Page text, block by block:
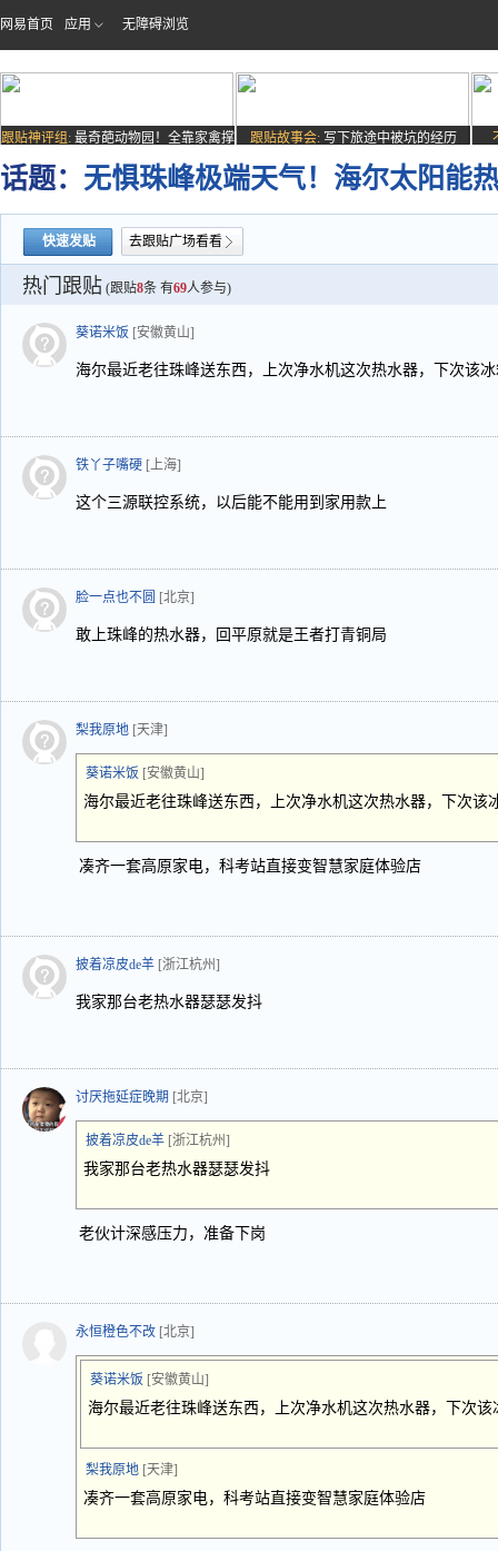
网易首页 应用 无障碍浏览
跟贴神评组: 最奇葩动物园！全靠家禽撑
场子
跟贴故事会: 写下旅途中被坑的经历
话题： 无惧珠峰极端天气！海尔太阳能
快速发贴 去跟贴广场看看
热门跟贴 (跟贴8条 有69人参与)
葵诺米饭 [安徽黄山]
海尔最近老往珠峰送东西，上次净水机这次热水器，下次该
铁丫子嘴硬 [上海]
这个三源联控系统，以后能不能用到家用款上
脸一点也不圆 [北京]
敢上珠峰的热水器，回平原就是王者打青铜局
梨我原地 [天津]
葵诺米饭 [安徽黄山]
海尔最近老往珠峰送东西，上次净水机这次热水器，下次该
凑齐一套高原家电，科考站直接变智慧家庭体验店
披着凉皮de羊 [浙江杭州]
我家那台老热水器瑟瑟发抖
讨厌拖延症晚期 [北京]
披着凉皮de羊 [浙江杭州]
我家那台老热水器瑟瑟发抖
老伙计深感压力，准备下岗
永恒橙色不改 [北京]
葵诺米饭 [安徽黄山]
海尔最近老往珠峰送东西，上次净水机这次热水器，下次
梨我原地 [天津]
凑齐一套高原家电，科考站直接变智慧家庭体验店